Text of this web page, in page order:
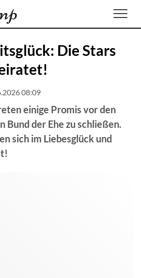
Die Stars
08:09
einige Promis vor den
Bund der Ehe zu schließen.
sich im Liebesglück und